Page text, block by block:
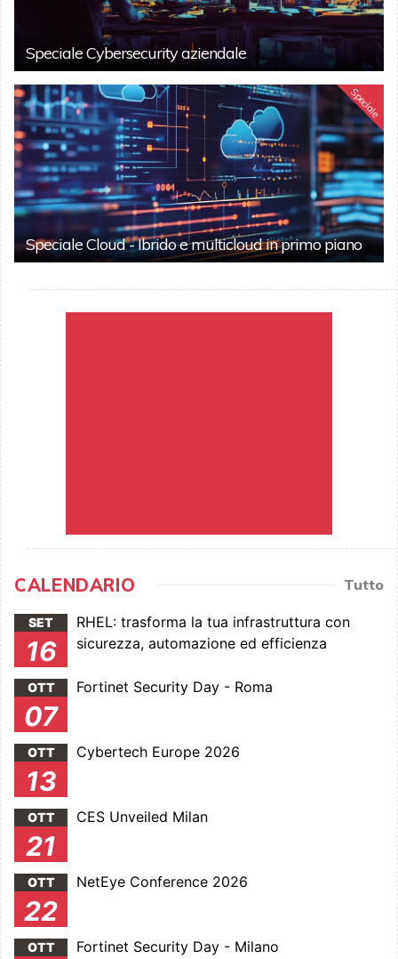
Speciale Cybersecurity aziendale
Speciale
Speciale Cloud - Ibrido e multicloud in primo piano
CALENDARIO Tutto
SET
16
RHEL: trasforma la tua infrastruttura con
sicurezza, automazione ed efficienza
OTT
07
Fortinet Security Day - Roma
OTT
13
Cybertech Europe 2026
OTT
21
CES Unveiled Milan
OTT
22
NetEye Conference 2026
OTT Fortinet Security Day - Milano